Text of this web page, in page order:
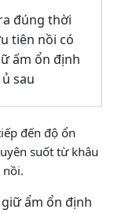
đúng thời
tiên nồi có
ấm ổn định
sau
đến độ ổn
suốt từ khâu
nồi.